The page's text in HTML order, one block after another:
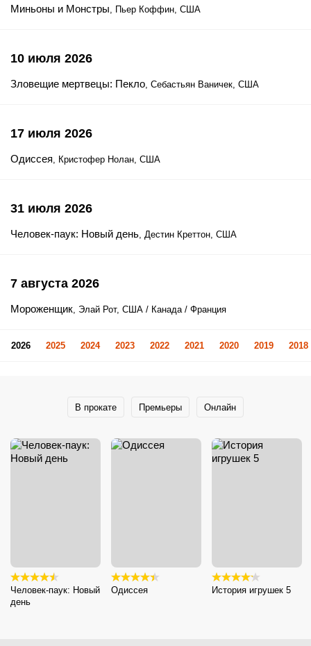
Миньоны и Монстры, Пьер Коффин, США
10 июля 2026
Зловещие мертвецы: Пекло, Себастьян Ваничек, США
17 июля 2026
Одиссея, Кристофер Нолан, США
31 июля 2026
Человек-паук: Новый день, Дестин Креттон, США
7 августа 2026
Мороженщик, Элай Рот, США / Канада / Франция
2026 2025 2024 2023 2022 2021 2020 2019 2018
В прокате Премьеры Онлайн
Человек-паук: Новый
день
Одиссея История игрушек 5